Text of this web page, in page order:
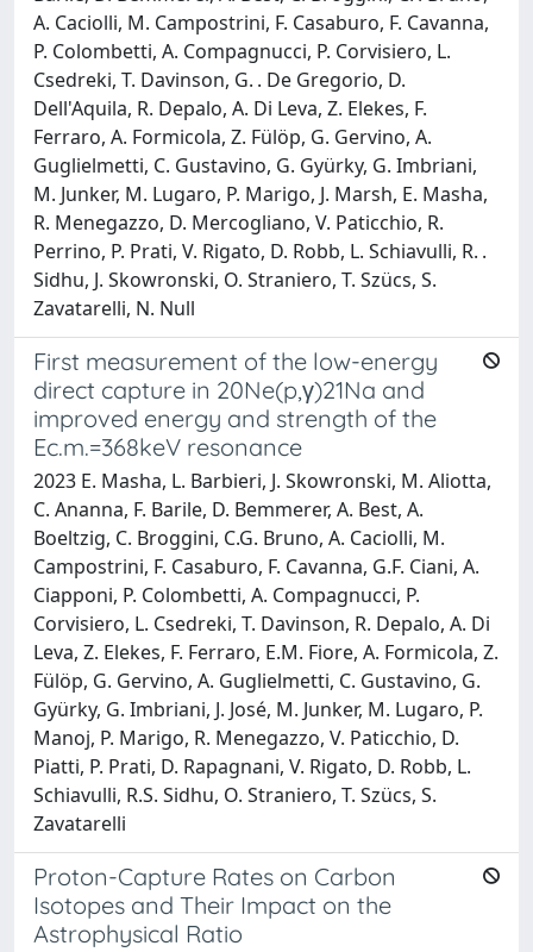
A. Caciolli, M. Campostrini, F. Casaburo, F. Cavanna,
P. Colombetti, A. Compagnucci, P. Corvisiero, L.
Csedreki, T. Davinson, G. . De Gregorio, D.
Dell'Aquila, R. Depalo, A. Di Leva, Z. Elekes, F.
Ferraro, A. Formicola, Z. Fülöp, G. Gervino, A.
Guglielmetti, C. Gustavino, G. Gyürky, G. Imbriani,
M. Junker, M. Lugaro, P. Marigo, J. Marsh, E. Masha,
R. Menegazzo, D. Mercogliano, V. Paticchio, R.
Perrino, P. Prati, V. Rigato, D. Robb, L. Schiavulli, R. .
Sidhu, J. Skowronski, O. Straniero, T. Szücs, S.
Zavatarelli, N. Null
First measurement of the low-energy
direct capture in 20Ne(p,γ)21Na and
improved energy and strength of the
Ec.m.=368keV resonance
2023 E. Masha, L. Barbieri, J. Skowronski, M. Aliotta,
C. Ananna, F. Barile, D. Bemmerer, A. Best, A.
Boeltzig, C. Broggini, C.G. Bruno, A. Caciolli, M.
Campostrini, F. Casaburo, F. Cavanna, G.F. Ciani, A.
Ciapponi, P. Colombetti, A. Compagnucci, P.
Corvisiero, L. Csedreki, T. Davinson, R. Depalo, A. Di
Leva, Z. Elekes, F. Ferraro, E.M. Fiore, A. Formicola, Z.
Fülöp, G. Gervino, A. Guglielmetti, C. Gustavino, G.
Gyürky, G. Imbriani, J. José, M. Junker, M. Lugaro, P.
Manoj, P. Marigo, R. Menegazzo, V. Paticchio, D.
Piatti, P. Prati, D. Rapagnani, V. Rigato, D. Robb, L.
Schiavulli, R.S. Sidhu, O. Straniero, T. Szücs, S.
Zavatarelli
Proton-Capture Rates on Carbon
Isotopes and Their Impact on the
Astrophysical Ratio